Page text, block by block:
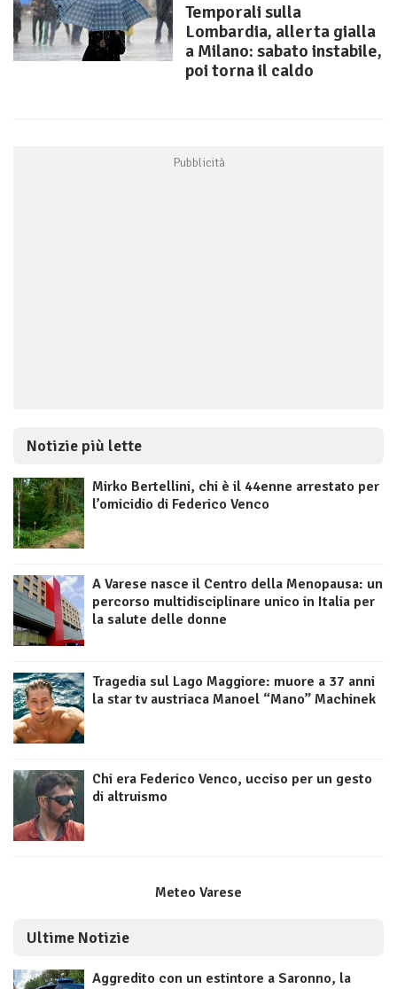
Temporali sulla
Lombardia, allerta gialla
a Milano: sabato instabile,
poi torna il caldo
Notizie più lette
Mirko Bertellini, chi è il 44enne arrestato per
l’omicidio di Federico Venco
A Varese nasce il Centro della Menopausa: un
percorso multidisciplinare unico in Italia per
la salute delle donne
Tragedia sul Lago Maggiore: muore a 37 anni
la star tv austriaca Manoel “Mano” Machinek
Chi era Federico Venco, ucciso per un gesto
di altruismo
Meteo Varese
Ultime Notizie
Aggredito con un estintore a Saronno, la